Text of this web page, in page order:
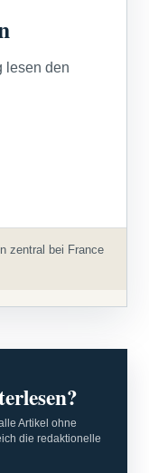
lesen den
zentral bei France
Artikel ohne
die redaktionelle